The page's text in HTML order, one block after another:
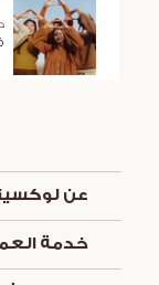
عن
العروض والخدمات
خدمة